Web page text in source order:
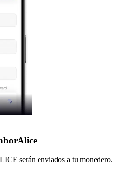
serán enviados a tu monedero.